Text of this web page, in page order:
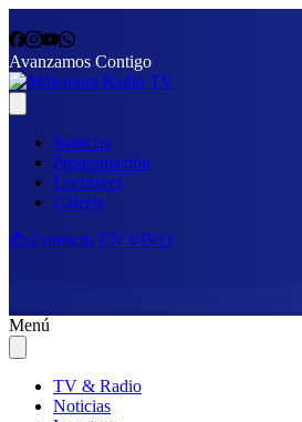
Avanzamos Contigo
Noticias
Programación
Locutores
Galería
📩 Contacto EN VIVO
Menú
TV & Radio
Noticias